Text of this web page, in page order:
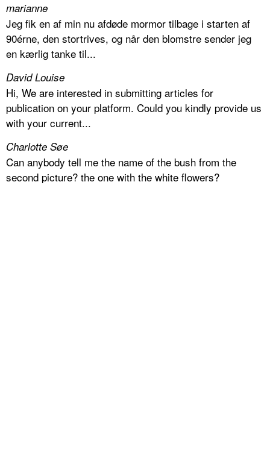
marianne
Jeg fik en af min nu afdøde mormor tilbage i starten af
90érne, den stortrives, og når den blomstre sender jeg
en kærlig tanke til...
David Louise
Hi, We are interested in submitting articles for
publication on your platform. Could you kindly provide us
with your current...
Charlotte Søe
Can anybody tell me the name of the bush from the
second picture? the one with the white flowers?